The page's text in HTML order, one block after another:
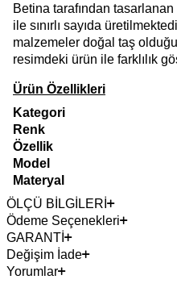
Betina tarafından
ile sınırlı sayıda
malzemeler doğal taş
resimdeki ürün ile farklılık
Ürün Özellikleri
Kategori
Renk
Özellik
Model
Materyal
ÖLÇÜ BİLGİLERİ
Ödeme Seçenekleri
GARANTİ
Değişim İade
Yorumlar